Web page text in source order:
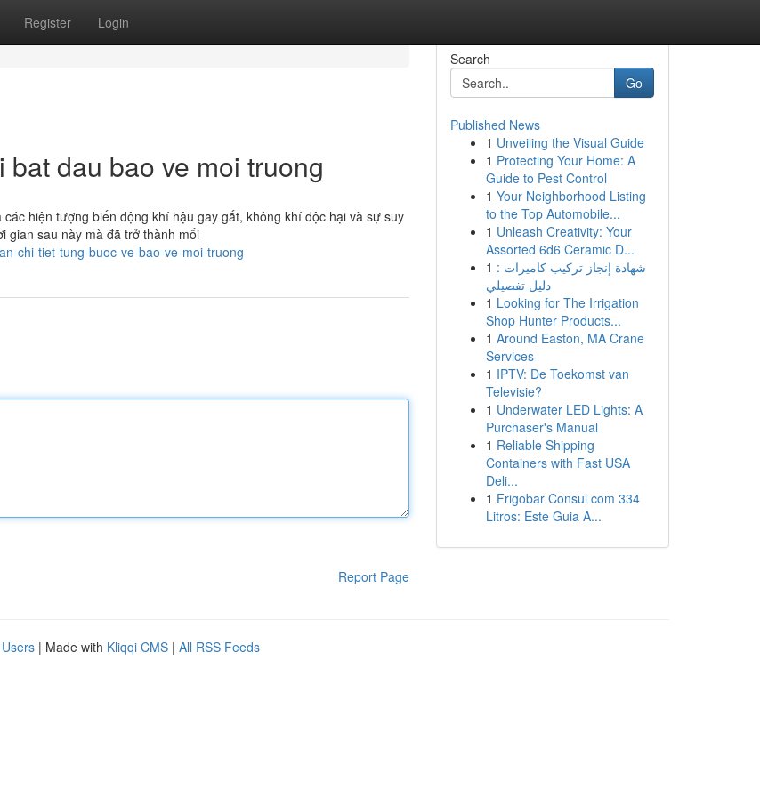
Register Login
dau bao ve moi truong
hiện tượng biến động khí hậu gay gắt, không khí độc hại và sự suy
gian sau này mà đã trở thành mối
chi-tiet-tung-buoc-ve-bao-ve-moi-truong
Report Page
Search
Go
Published News
1 Unveiling the Visual Guide
1 Protecting Your Home: A
Guide to Pest Control
1 Your Neighborhood Listing
to the Top Automobile...
1 Unleash Creativity: Your
Assorted 6d6 Ceramic D...
1 شهادة إنجاز تركيب كاميرات :
دليل تفصيلي
1 Looking for The Irrigation
Shop Hunter Products...
1 Around Easton, MA Crane
Services
1 IPTV: De Toekomst van
Televisie?
1 Underwater LED Lights: A
Purchaser's Manual
1 Reliable Shipping
Containers with Fast USA
Deli...
1 Frigobar Consul com 334
Litros: Este Guia A...
| Made with Kliqqi CMS | All RSS Feeds